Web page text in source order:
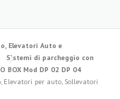
Elevatori Auto e
Sistemi di parcheggio con
BOX Mod DP 02 DP 04
Elevatori per auto, Sollevatori